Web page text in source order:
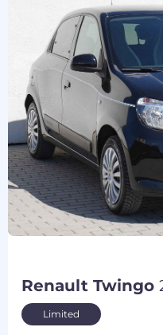
Renault Twingo
Limited